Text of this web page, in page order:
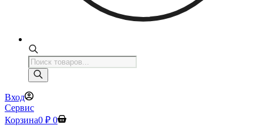
Поиск
товаров
Вход
Сервис
Корзина0 ₽ 0